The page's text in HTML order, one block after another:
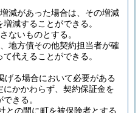
減があった場合は、その増減
減することができる。
ないものとする。
地方債その他契約担当者が確
代えることができる。
げる場合において必要がある
にかかわらず、契約保証金を
きる。
との間に町を被保険者とする